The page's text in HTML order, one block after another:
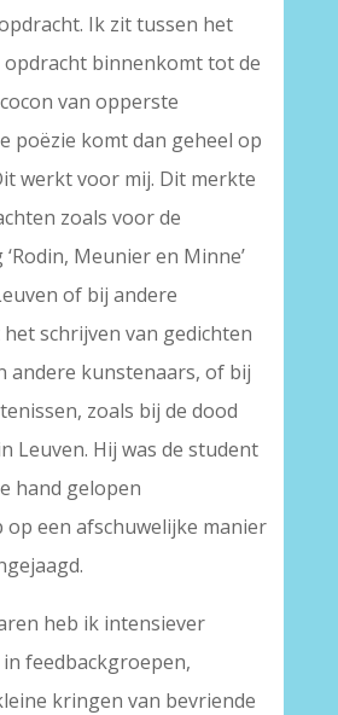
Ik zit tussen het
opdracht binnenkomt tot de
van opperste
poëzie komt dan geheel op
werkt voor mij. Dit merkte
zoals voor de
Meunier en Minne’
of bij andere
schrijven van gedichten
andere kunstenaars, of bij
zoals bij de dood
Leuven. Hij was de student
hand gelopen
een afschuwelijke manier
heb ik intensiever
feedbackgroepen,
kringen van bevriende